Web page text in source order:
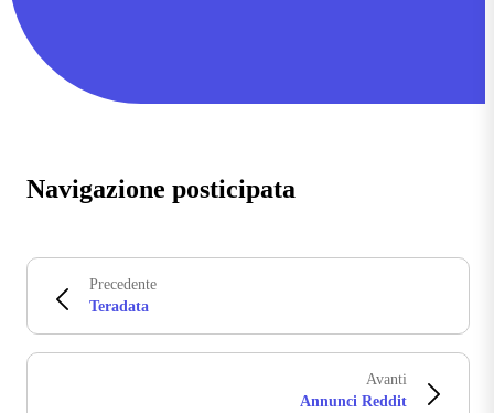
Navigazione posticipata
Precedente
Teradata
Avanti
Annunci Reddit